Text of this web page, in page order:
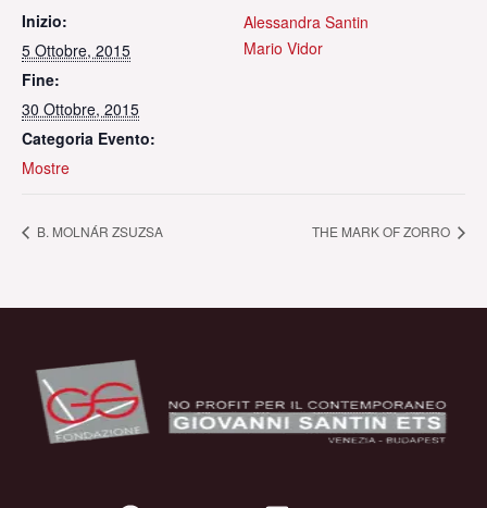
Inizio:
5 Ottobre, 2015
Fine:
30 Ottobre, 2015
Categoria Evento:
Mostre
Alessandra Santin
Mario Vidor
B. MOLNÁR ZSUZSA THE MARK OF ZORRO